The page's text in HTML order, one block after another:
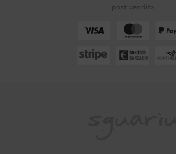
post vendita